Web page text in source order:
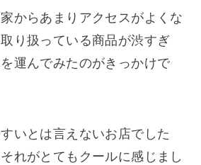
からあまりアクセスがよくな
り扱っている商品が渋すぎ
運んでみたのがきっかけで
いとは言えないお店でした
れがとてもクールに感じまし